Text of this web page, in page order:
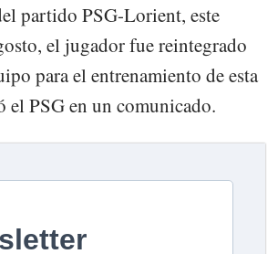
partido PSG-Lorient, este
el jugador fue reintegrado
para el entrenamiento de esta
el PSG en un comunicado.